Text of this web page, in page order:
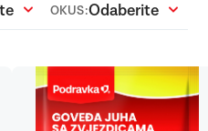
OKUS:Odaberite